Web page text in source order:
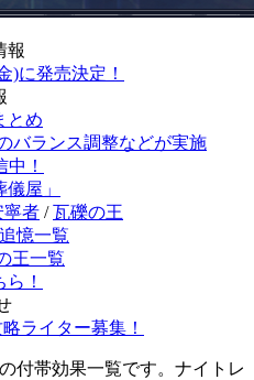
報
)に発売決定！
とめ
バランス調整などが実施
！
儀屋」
寧者 /瓦礫の王
追憶一覧
王一覧
！
ライター募集！
付帯効果一覧です。ナイトレ